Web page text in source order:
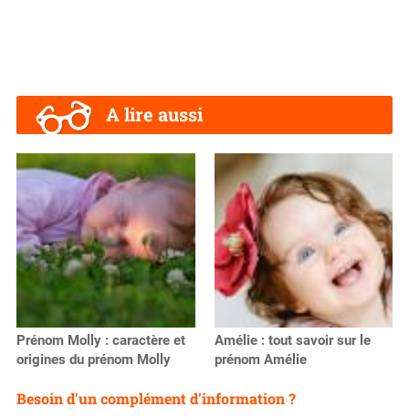
A lire aussi
Prénom Molly : caractère et
origines du prénom Molly
Amélie : tout savoir sur le
prénom Amélie
Besoin d'un complément d'information ?